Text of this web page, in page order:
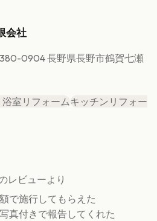
会社
380-0904 長野県長野市鶴賀七瀬
浴室リフォームキッチンリフォー
レビューより
で施行してもらえた
真付きで報告してくれた